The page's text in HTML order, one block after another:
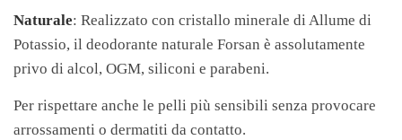
Naturale: Realizzato con cristallo minerale di Allume di
Potassio, il deodorante naturale Forsan è assolutamente
privo di alcol, OGM, siliconi e parabeni.
Per rispettare anche le pelli più sensibili senza provocare
arrossamenti o dermatiti da contatto.